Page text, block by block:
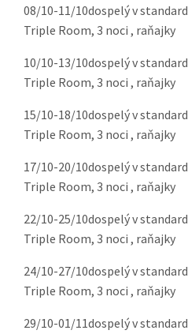
08/10-11/10dospelý v standard
Triple Room, 3 noci , raňajky
10/10-13/10dospelý v standard
Triple Room, 3 noci , raňajky
15/10-18/10dospelý v standard
Triple Room, 3 noci , raňajky
17/10-20/10dospelý v standard
Triple Room, 3 noci , raňajky
22/10-25/10dospelý v standard
Triple Room, 3 noci , raňajky
24/10-27/10dospelý v standard
Triple Room, 3 noci , raňajky
29/10-01/11dospelý v standard